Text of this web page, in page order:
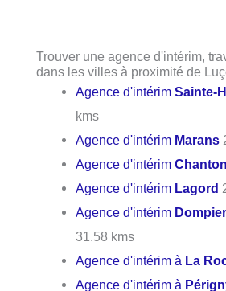
Trouver une agence d'intérim,
dans les villes à proximité de
Agence d'intérimSainte-
kms
Agence d'intérim Marans
Agence d'intérim
Agence d'intérim Lagord
Agence d'intérim
31.58 kms
Agence d'intérim à La
Agence d'intérim à